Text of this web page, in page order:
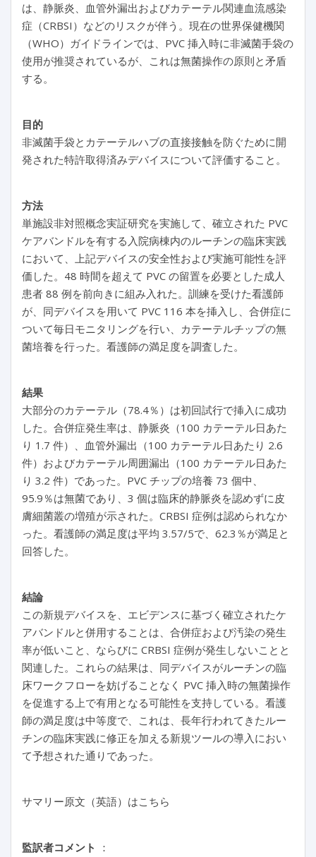
は、静脈炎、血管外漏出およびカテーテル関連血流感染
症（CRBSI）などのリスクが伴う。現在の世界保健機関
（WHO）ガイドラインでは、PVC 挿入時に非滅菌手袋の
使用が推奨されているが、これは無菌操作の原則と矛盾
する。
目的
非滅菌手袋とカテーテルハブの直接接触を防ぐために開
発された特許取得済みデバイスについて評価すること。
方法
単施設非対照概念実証研究を実施して、確立された PVC
ケアバンドルを有する入院病棟内のルーチンの臨床実践
において、上記デバイスの安全性および実施可能性を評
価した。48 時間を超えて PVC の留置を必要とした成人
患者 88 例を前向きに組み入れた。訓練を受けた看護師
が、同デバイスを用いて PVC 116 本を挿入し、合併症に
ついて毎日モニタリングを行い、カテーテルチップの無
菌培養を行った。看護師の満足度を調査した。
結果
大部分のカテーテル（78.4％）は初回試行で挿入に成功
した。合併症発生率は、静脈炎（100 カテーテル日あた
り 1.7 件）、血管外漏出（100 カテーテル日あたり 2.6
件）およびカテーテル周囲漏出（100 カテーテル日あた
り 3.2 件）であった。PVC チップの培養 73 個中、
95.9％は無菌であり、3 個は臨床的静脈炎を認めずに皮
膚細菌叢の増殖が示された。CRBSI 症例は認められなか
った。看護師の満足度は平均 3.57/5で、62.3％が満足と
回答した。
結論
この新規デバイスを、エビデンスに基づく確立されたケ
アバンドルと併用することは、合併症および汚染の発生
率が低いこと、ならびに CRBSI 症例が発生しないことと
関連した。これらの結果は、同デバイスがルーチンの臨
床ワークフローを妨げることなく PVC 挿入時の無菌操作
を促進する上で有用となる可能性を支持している。看護
師の満足度は中等度で、これは、長年行われてきたルー
チンの臨床実践に修正を加える新規ツールの導入におい
て予想された通りであった。
サマリー原文（英語）はこちら
監訳者コメント
：